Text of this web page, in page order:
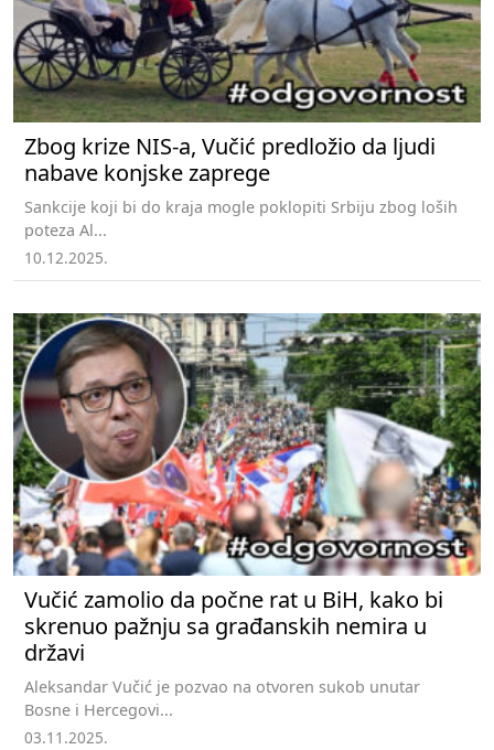
Zbog krize NIS-a, Vučić predložio da ljudi
nabave konjske zaprege
Sankcije koji bi do kraja mogle poklopiti Srbiju zbog loših
poteza Al...
10.12.2025.
Vučić zamolio da počne rat u BiH, kako bi
skrenuo pažnju sa građanskih nemira u
državi
Aleksandar Vučić je pozvao na otvoren sukob unutar
Bosne i Hercegovi...
03.11.2025.